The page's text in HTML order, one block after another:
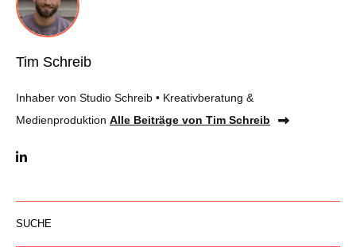
Tim Schreib
Inhaber von Studio Schreib • Kreativberatung &
Medienproduktion Alle Beiträge von Tim Schreib
SUCHE